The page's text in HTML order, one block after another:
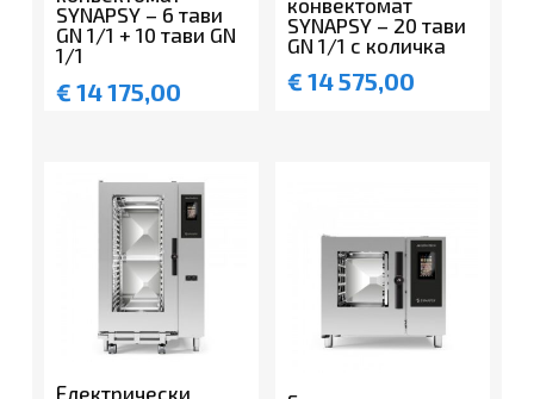
SYNAPSY – 6 тави
GN 1/1 + 10 тави GN
1/1
€ 14 175,00
SYNAPSY – 20 тави
GN 1/1 с количка
€ 14 575,00
Електрически